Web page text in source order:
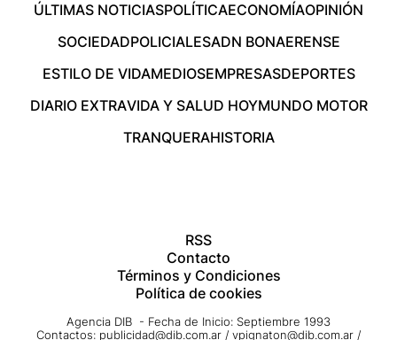
ÚLTIMAS NOTICIASPOLÍTICAECONOMÍAOPINIÓN
SOCIEDADPOLICIALESADN BONAERENSE
ESTILO DE VIDAMEDIOSEMPRESASDEPORTES
DIARIO EXTRAVIDA Y SALUD HOYMUNDO MOTOR
TRANQUERAHISTORIA
RSS
Contacto
Términos y Condiciones
Política de cookies
Agencia DIB - Fecha de Inicio: Septiembre 1993
Contactos: publicidad@dib.com.ar / vpignaton@dib.com.ar /